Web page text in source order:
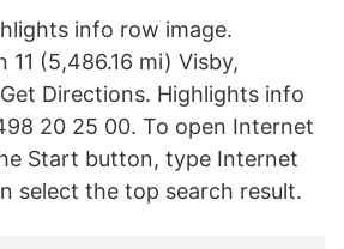
info row image.
11 (5,486.16 mi) Visby,
Directions. Highlights info
20 25 00. To open Internet
Start button, type Internet
select the top search result.